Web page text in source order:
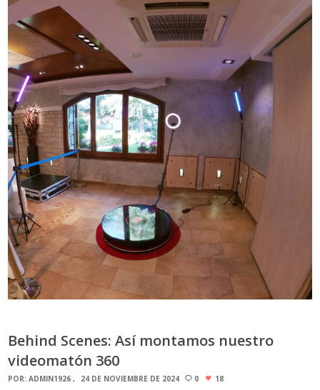
Behind Scenes: Así montamos nuestro
videomatón 360
POR:ADMIN1926 24 DE NOVIEMBRE DE 2024 0 18